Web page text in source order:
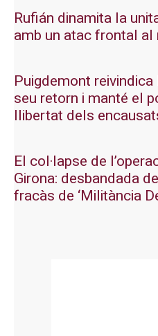
Rufián dinamita la
amb un atac frontal
Puigdemont
seu retorn i manté el
llibertat dels
El col·lapse de
Girona: desbandada
fracàs de ‘Militància